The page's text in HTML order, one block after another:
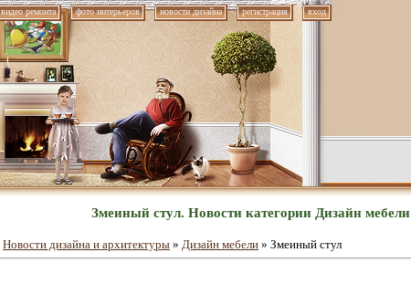
видео ремонта фото интерьеров новости дизайна регистрация вход
Змеиный стул. Новости категории Дизайн мебели
Новости дизайна и архитектуры » Дизайн мебели » Змеиный стул